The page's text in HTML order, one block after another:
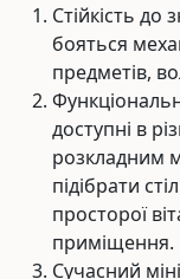
Стійкість до
бояться
предметів,
доступні в
розкладним
підібрати
просторої
приміщення.
Сучасний